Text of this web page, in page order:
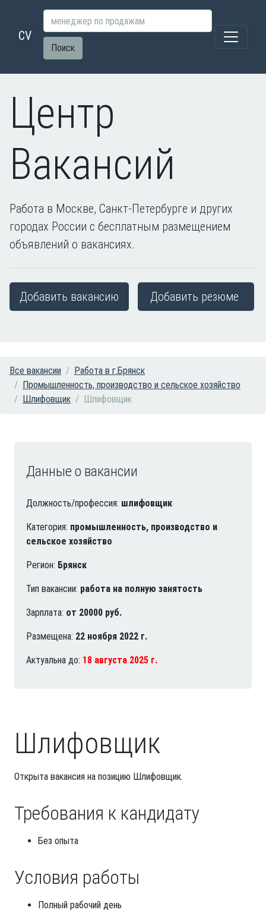
CV
Поиск
Центр
Вакансий
Работа в Москве, Санкт-Петербурге и других
городах России с бесплатным размещением
объявлений о вакансиях.
Добавить вакансию Добавить резюме
Все вакансии
Работа в г.Брянск
Промышленность, производство и сельское хозяйство
Шлифовщик
Шлифовщик
Данные о вакансии
Должность/профессия: шлифовщик
Категория: промышленность, производство и
сельское хозяйство
Регион: Брянск
Тип вакансии: работа на полную занятость
Зарплата: от 20000 руб.
Размещена: 22 ноября 2022 г.
Актуальна до: 18 августа 2025 г.
Шлифовщик
Открыта вакансия на позицию Шлифовщик.
Требования к кандидату
Без опыта
Условия работы
Полный рабочий день